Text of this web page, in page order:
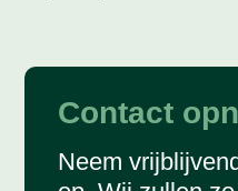
Contact
Neem